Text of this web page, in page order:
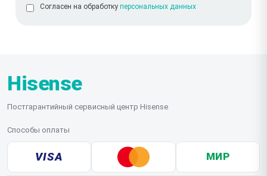
Согласен на обработку персональных данных
Hisense
Постгарантийный сервисный центр Hisense
Способы оплаты
VISA МИР